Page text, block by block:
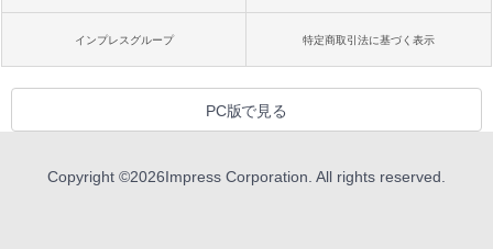
インプレスグループ 特定商取引法に基づく表示
PC版で見る
Copyright ©2026Impress Corporation. All rights reserved.